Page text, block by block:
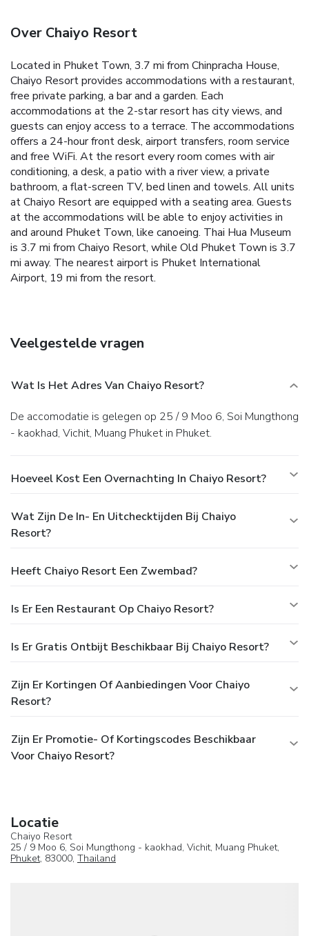
Over Chaiyo Resort
Located in Phuket Town, 3.7 mi from Chinpracha House,
Chaiyo Resort provides accommodations with a restaurant,
free private parking, a bar and a garden. Each
accommodations at the 2-star resort has city views, and
guests can enjoy access to a terrace. The accommodations
offers a 24-hour front desk, airport transfers, room service
and free WiFi. At the resort every room comes with air
conditioning, a desk, a patio with a river view, a private
bathroom, a flat-screen TV, bed linen and towels. All units
at Chaiyo Resort are equipped with a seating area. Guests
at the accommodations will be able to enjoy activities in
and around Phuket Town, like canoeing. Thai Hua Museum
is 3.7 mi from Chaiyo Resort, while Old Phuket Town is 3.7
mi away. The nearest airport is Phuket International
Airport, 19 mi from the resort.
Veelgestelde vragen
Wat Is Het Adres Van Chaiyo Resort?
De accomodatie is gelegen op 25 / 9 Moo 6, Soi Mungthong
- kaokhad, Vichit, Muang Phuket in Phuket.
Hoeveel Kost Een Overnachting In Chaiyo Resort?
Wat Zijn De In- En Uitchecktijden Bij Chaiyo
Resort?
Heeft Chaiyo Resort Een Zwembad?
Is Er Een Restaurant Op Chaiyo Resort?
Is Er Gratis Ontbijt Beschikbaar Bij Chaiyo Resort?
Zijn Er Kortingen Of Aanbiedingen Voor Chaiyo
Resort?
Zijn Er Promotie- Of Kortingscodes Beschikbaar
Voor Chaiyo Resort?
Locatie
Chaiyo Resort
25 / 9 Moo 6, Soi Mungthong - kaokhad, Vichit, Muang Phuket,
Phuket, 83000, Thailand